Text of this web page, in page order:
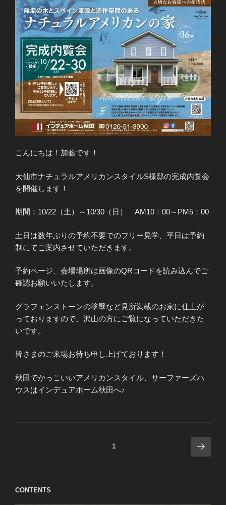
こんにちは！加藤です！
大仙市ナチュラルアメリカンスタイルS様邸の完成内覧会
を開催します！
期間：10/22（土）～10/30（日） AM10：00～PM5：00
土日は数年ぶりの予約不要でのフリー見学、平日は予約
制にてご案内させていただきます。
予約ページ、会場場所は画像のQRコードを読み込んでご
確認お願いいたします。
グラフェンストーンの塗壁など見所満載のお家に仕上が
っておりますので、沢山の方にご覧になっていただきた
いです。
皆さまのご来場お待ち申し上げております！
秋田でかっこいいアメリカンスタイル、サーファーズハ
ウスはインデュアホーム秋田へ♪
ペ
1
次
の
CONTENTS